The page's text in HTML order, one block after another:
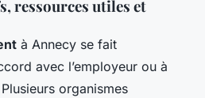
ressources utiles et
à Annecy se fait
avec l’employeur ou à
organismes